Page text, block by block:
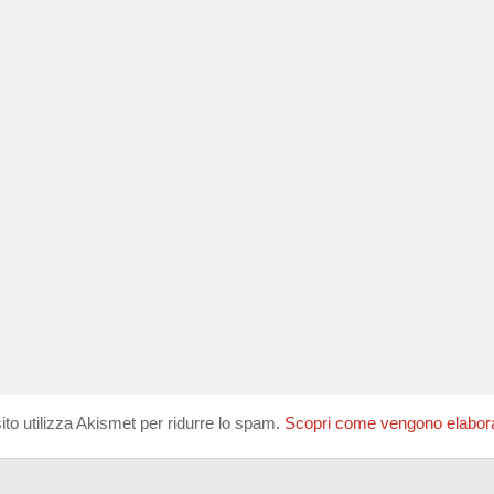
utilizza Akismet per ridurre lo spam. Scopri come vengono